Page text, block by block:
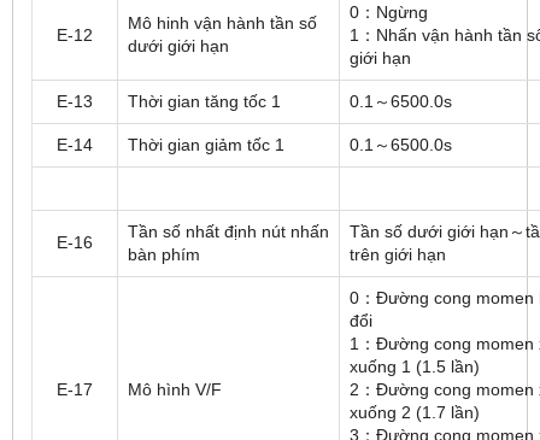
E-12
Mô hinh vận hành tần số
dưới giới hạn
0：Ngừng
1：Nhấn vận hành tần
giới hạn
E-13 Thời gian tăng tốc 1 0.1～6500.0s
E-14 Thời gian giảm tốc 1 0.1～6500.0s
E-16
Tần số nhất định nút nhấn
bàn phím
Tần số dưới giới hạn～
trên giới hạn
E-17 Mô hình V/F
0：Đường cong momen
đổi
1：Đường cong momen
xuống 1 (1.5 lần)
2：Đường cong momen
xuống 2 (1.7 lần)
3：Đường cong momen